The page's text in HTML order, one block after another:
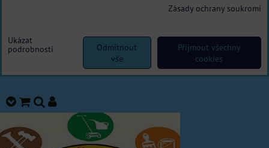
Zásady ochrany soukromí
Ukázat
podrobnosti
Přijmout všechny
cookies
Odmítnout
vše